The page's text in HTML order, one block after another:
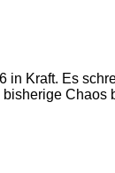
Kraft. Es